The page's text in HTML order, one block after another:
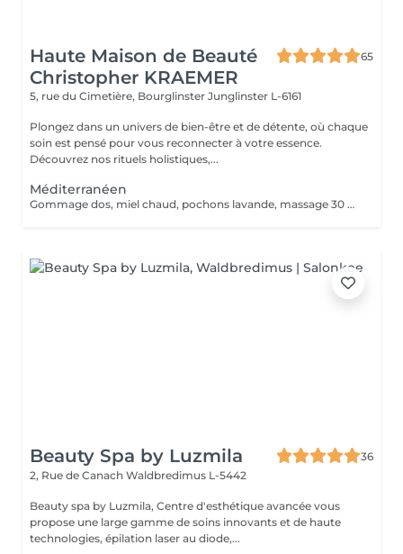
Haute Maison de Beauté
Christopher KRAEMER
65
5, rue du Cimetière, Bourglinster Junglinster L-6161
Plongez dans un univers de bien-être et de détente, où chaque
soin est pensé pour vous reconnecter à votre essence.
Découvrez nos rituels holistiques,...
Méditerranéen
Gommage dos, miel chaud, pochons lavande, massage 30 minutes
Beauty Spa by Luzmila
36
2, Rue de Canach Waldbredimus L-5442
Beauty spa by Luzmila, Centre d'esthétique avancée vous
propose une large gamme de soins innovants et de haute
technologies, épilation laser au diode,...